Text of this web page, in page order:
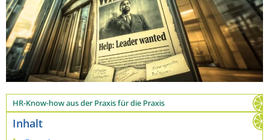
HR-Know-how aus der Praxis für die Praxis
Inhalt